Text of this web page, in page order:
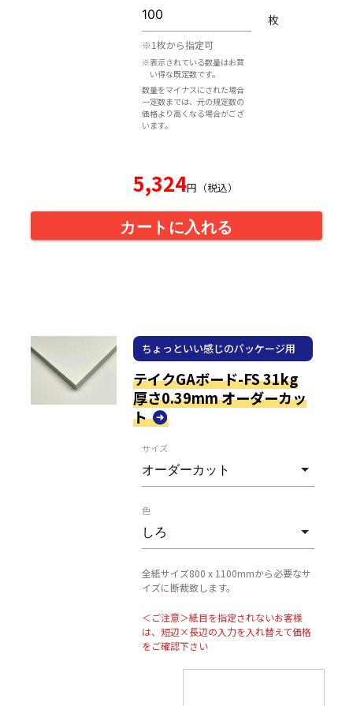
※1枚から指定可
※表示されている数量はお買
い得な既定数です。
数量をマイナスにされた場合
一定数までは、元の規定数の
価格より高くなる場合がござ
います。
枚
5,324円（税込）
カートに入れる
ちょっといい感じのパッケージ用
紙
テイクGAボード-FS 31kg
厚さ0.39mm オーダーカッ
ト
サイズ
色
全紙サイズ800 x 1100mmから必要なサ
イズに断裁致します。
＜ご注意＞紙目を指定されないお客様
は、短辺×長辺の入力を入れ替えて価格
をご確認下さい